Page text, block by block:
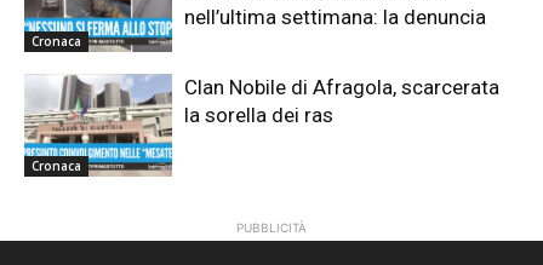
Cronaca
nell’ultima settimana: la denuncia
Cronaca
Clan Nobile di Afragola, scarcerata
la sorella dei ras
PUBBLICITÀ